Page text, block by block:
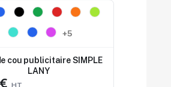
+5
cou publicitaire SIMPLE
LANY